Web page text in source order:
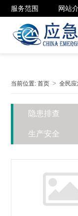
服务范围 网站
当前位置: 首页 全民应
隐患排查
生产安全